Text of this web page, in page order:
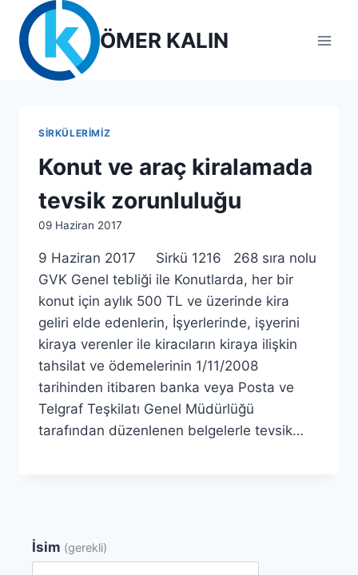
content
ÖMER KALIN
SIRKÜLERIMIZ
Konut ve araç kiralamada
tevsik zorunluluğu
By
09 Haziran 2017
9 Haziran 2017 Sirkü 1216 268 sıra nolu
GVK Genel tebliği ile Konutlarda, her bir
konut için aylık 500 TL ve üzerinde kira
geliri elde edenlerin, İşyerlerinde, işyerini
kiraya verenler ile kiracıların kiraya ilişkin
tahsilat ve ödemelerinin 1/11/2008
tarihinden itibaren banka veya Posta ve
Telgraf Teşkilatı Genel Müdürlüğü
tarafından düzenlenen belgelerle tevsik…
İsim (gerekli)